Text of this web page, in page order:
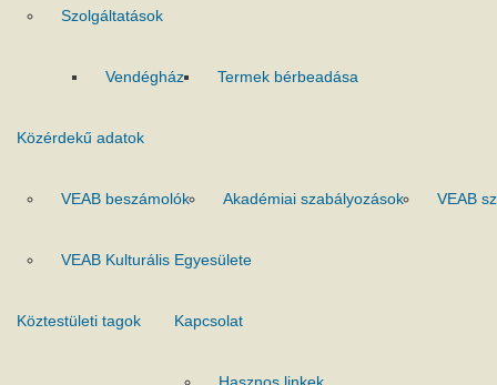
Szolgáltatások
Vendégház Termek bérbeadása
Közérdekű adatok
VEAB beszámolók Akadémiai szabályozások VEAB
VEAB Kulturális Egyesülete
Köztestületi tagok Kapcsolat